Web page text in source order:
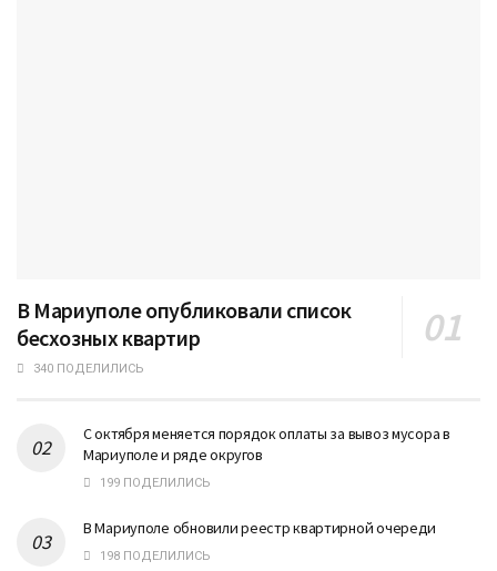
В Мариуполе опубликовали список
бесхозных квартир
340 ПОДЕЛИЛИСЬ
С октября меняется порядок оплаты за вывоз мусора в
Мариуполе и ряде округов
199 ПОДЕЛИЛИСЬ
В Мариуполе обновили реестр квартирной очереди
198 ПОДЕЛИЛИСЬ